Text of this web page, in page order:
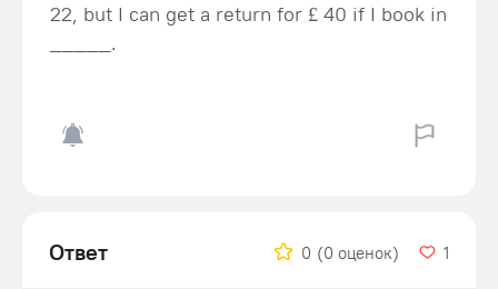
22, but I can get a return for £ 40 if I book in
_____.
Ответ 0 (0 оценок) 1